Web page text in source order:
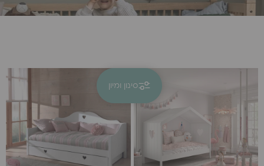
קולקציותאמורי
סינון ומיון